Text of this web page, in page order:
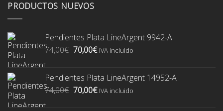
PRODUCTOS NUEVOS
Pendientes Plata LineArgent 9942-A
74,00€ El
era:
74,00€.
70,00€El
es:
70,00€.
IVA incluido
Pendientes Plata LineArgent 14952-A
74,00€ El
70,00€ElIVA incluido